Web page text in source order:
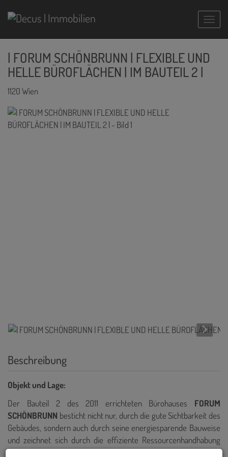
| FORUM SCHÖNBRUNN | FLEXIBLE UND
HELLE BÜROFLÄCHEN | IM BAUTEIL 2 |
1120 Wien
Beschreibung
Objekt und Lage:
Der Bauteil 2 des 2011 errichteten Bürohauses FORUM
SCHÖNBRUNN besticht nicht nur, durch die gute Sichtbarkeit des
Gebäudes, sondern auch durch seine energiesparende Bauweise
und zeichnet sich durch die effiziente Ressourcenhandhabung
bestens aus.Der kristallartige Vorbau lässt die Büroräume mit